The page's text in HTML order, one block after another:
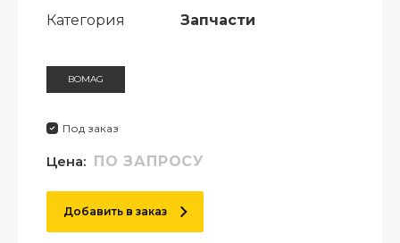
Категория Запчасти
BOMAG
Под заказ
Цена: ПО ЗАПРОСУ
Добавить в заказ